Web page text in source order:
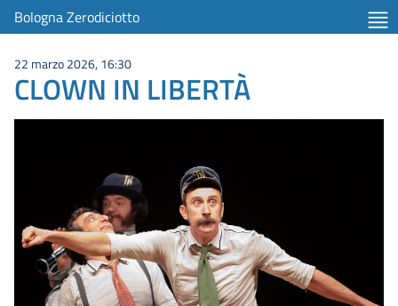
Bologna Zerodiciotto
22 marzo 2026, 16:30
CLOWN IN LIBERTÀ